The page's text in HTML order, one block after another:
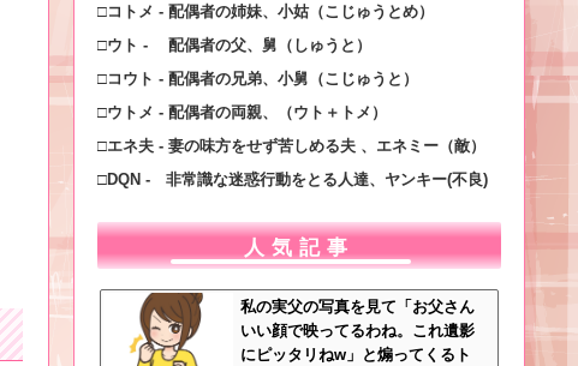
□コトメ - 配偶者の姉妹、小姑（こじゅうとめ）
□ウト - 配偶者の父、舅（しゅうと）
□コウト - 配偶者の兄弟、小舅（こじゅうと）
□ウトメ - 配偶者の両親、（ウト＋トメ）
□エネ夫 - 妻の味方をせず苦しめる夫 、エネミー（敵）
□DQN - 非常識な迷惑行動をとる人達、ヤンキー(不良)
人気記事
私の実父の写真を見て「お父さん
いい顔で映ってるわね。これ遺影
にピッタリねw」と煽ってくるト